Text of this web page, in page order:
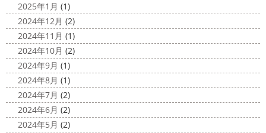
みなさんこんにちは(^O^)
が、みなさんはいかがお過ごしですか？
笑 先日、池袋の
サンシャイン水族館に行きました
外国人の方が多く、
館内はとても賑わっていました
ここの大きな水槽にはサ
...
が来てました！！ でも、海なら ...
2020/11/19
海に行きたい…！！！＊湘南の外壁
塗装専門店＊
最近は暖かくて過ごしやすいお天気です
ね
弊社ライダーの脇祐史君はバリ島に行きました!! 私も
行きたいーーーーー!!! 写真が送られてきたら、またアップ
していきますね
ット
2025年1月 (1)
2024年12月 (2)
2024年11月 (1)
2024年10月 (2)
2024年9月 (1)
2024年8月 (1)
2024年7月 (2)
2024年6月 (2)
2024年5月 (2)